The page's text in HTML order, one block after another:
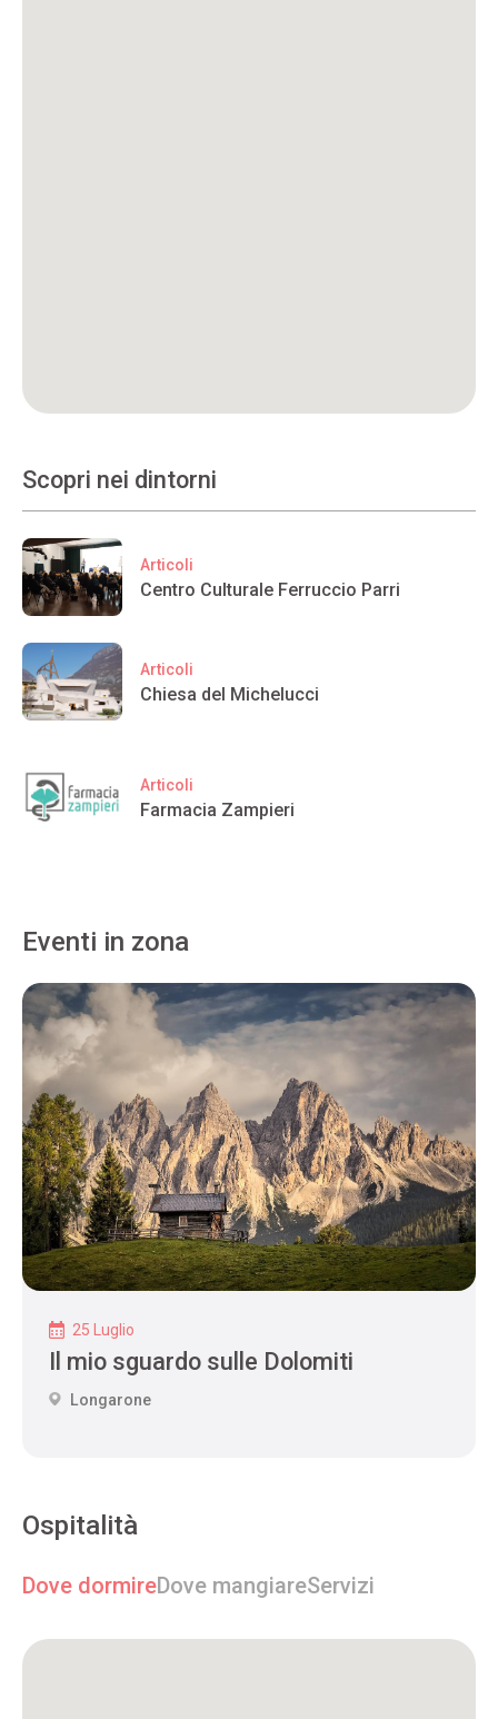
Scopri nei dintorni
Articoli
Centro Culturale Ferruccio Parri
Articoli
Chiesa del Michelucci
Articoli
Farmacia Zampieri
Eventi in zona
25 Luglio
Il mio sguardo sulle Dolomiti
Longarone
Ospitalità
Dove dormireDove mangiareServizi